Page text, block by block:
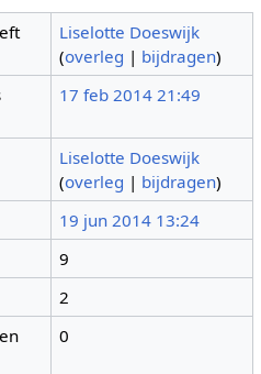
Liselotte Doeswijk
(overleg | bijdragen)
17 feb 2014 21:49
Liselotte Doeswijk
(overleg | bijdragen)
19 jun 2014 13:24
9
2
0